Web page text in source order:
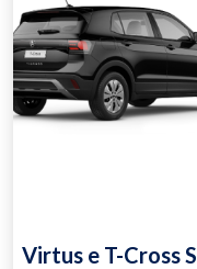
Virtus e T-Cross